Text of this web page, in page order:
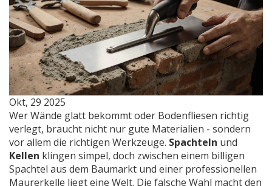
Okt, 29 2025
Wer Wände glatt bekommt oder Bodenfliesen richtig
verlegt, braucht nicht nur gute Materialien - sondern
vor allem die richtigen Werkzeuge. Spachteln und
Kellen klingen simpel, doch zwischen einem billigen
Spachtel aus dem Baumarkt und einer professionellen
Maurerkelle liegt eine Welt. Die falsche Wahl macht den